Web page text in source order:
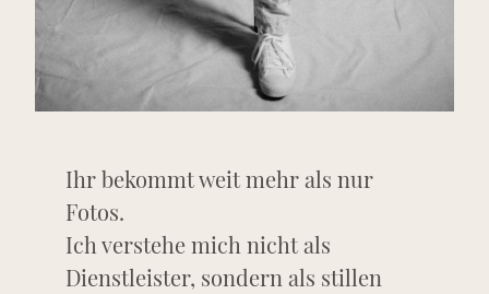
Ihr bekommt weit mehr als nur
Fotos.
Ich verstehe mich nicht als
Dienstleister, sondern als stillen